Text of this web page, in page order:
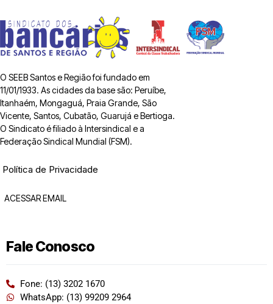
O SEEB Santos e Região foi fundado em
11/01/1933. As cidades da base são: Peruíbe,
Itanhaém, Mongaguá, Praia Grande, São
Vicente, Santos, Cubatão, Guarujá e Bertioga.
O Sindicato é filiado à Intersindical e a
Federação Sindical Mundial (FSM).
Política de Privacidade
ACESSAR EMAIL
Fale Conosco
Fone: (13) 3202 1670
WhatsApp: (13) 99209 2964